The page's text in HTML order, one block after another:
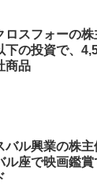
ロスフォーの
下の投資で、
商品
バル興業の株
ル座で映画鑑